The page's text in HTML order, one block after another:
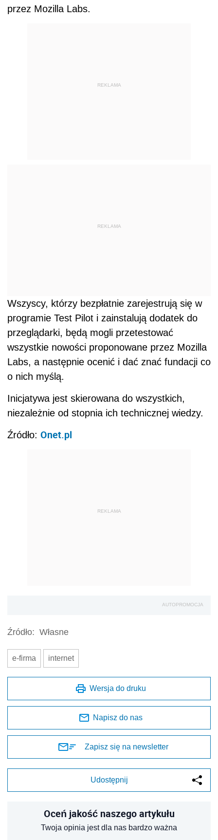
przez Mozilla Labs.
REKLAMA
REKLAMA
Wszyscy, którzy bezpłatnie zarejestrują się w
programie Test Pilot i zainstalują dodatek do
przeglądarki, będą mogli przetestować
wszystkie nowości proponowane przez Mozilla
Labs, a następnie ocenić i dać znać fundacji co
o nich myślą.
Inicjatywa jest skierowana do wszystkich,
niezależnie od stopnia ich technicznej wiedzy.
Źródło: Onet.pl
REKLAMA
AUTOPROMOCJA
Źródło: Własne
e-firma internet
Wersja do druku
Napisz do nas
Zapisz się na newsletter
Udostępnij
Oceń jakość naszego artykułu
Twoja opinia jest dla nas bardzo ważna